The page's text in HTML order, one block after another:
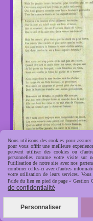
Bourget Paul
Nous utilisons des cookies pour
pour vous offrir une meilleure
peuvent utiliser des cookies ou
personnelles comme votre visite sur
l'utilisation de notre site avec nos
combiner celles-ci avec d'autres
votre utilisation de leurs services.
l'aide du lien en pied de page «
de confidentialité
Personnaliser